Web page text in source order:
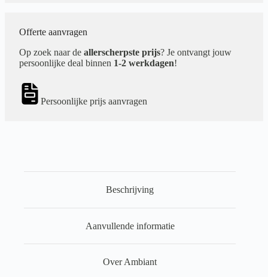
Offerte aanvragen
Op zoek naar de allerscherpste prijs? Je ontvangt jouw
persoonlijke deal binnen 1-2 werkdagen!
Persoonlijke prijs aanvragen
Beschrijving
Aanvullende informatie
Over Ambiant